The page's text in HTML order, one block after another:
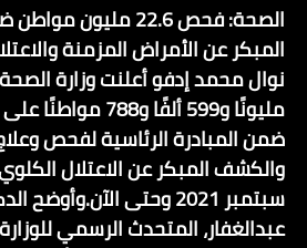
الصحة: فحص 22.6
المبكر عن الأمراض المزمنة
مليونًا و599 ألفًا
ضمن المبادرة الرئاسية لفحص
والكشف المبكر عن الاعتلال
سبتمبر 2021 وحتى
عبدالغفار، المتحدث الرسمي